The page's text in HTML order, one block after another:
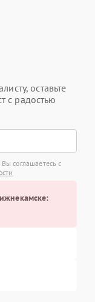
оставьте
с радостью
соглашаетесь с